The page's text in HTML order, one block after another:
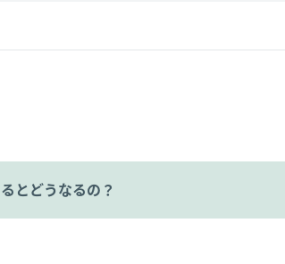
とどうなるの？